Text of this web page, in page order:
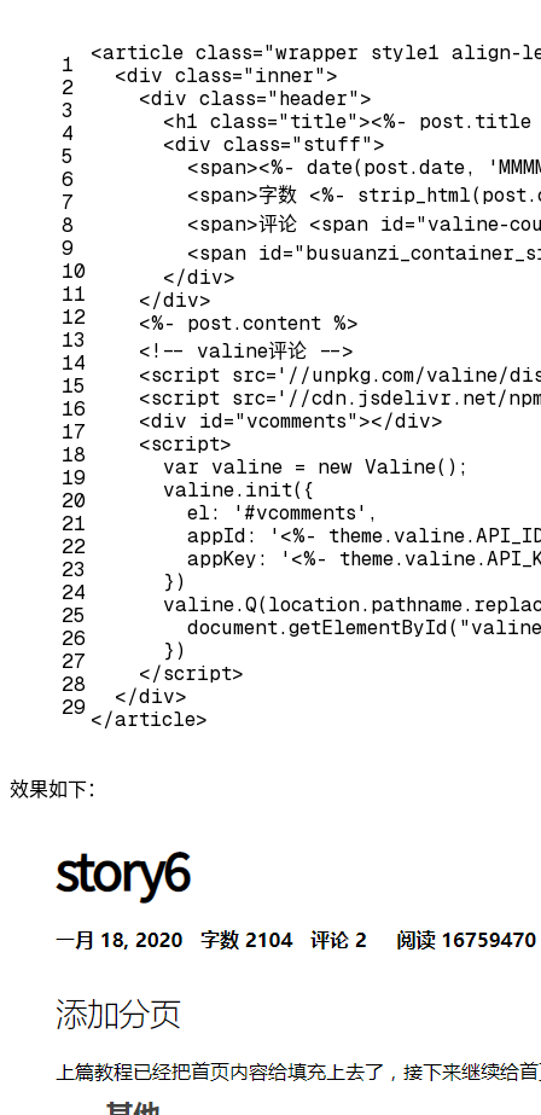
1
2
3
4
5
6
7
8
9
10
11
12
13
14
15
16
17
18
19
20
21
22
23
24
25
26
27
28
29
<article class="wrapper style1 align-
<div class="inner">
<div class="header">
< h1 class="title"><%- post.title
<div class="stuff">
<span><%- date( post.date, '
<span>字数 <%- strip_html(
<span>评论 <span id ="valine-
<span id =
</div>
</div>
<%- post.content %>
<!-- valine评论 -->
<script src= '//unpkg.com/valine/
<script src= '//cdn.jsdelivr.net/
<div id ="vcomments"></div>
<script>
var valine = new Valine();
      valine.init({
        el:
'#vcomments' ,
        appId:
'<%-
        appKey:
'<%-
      })
document.getElementById(
      })
</script>
</div>
</article>
效果如下：